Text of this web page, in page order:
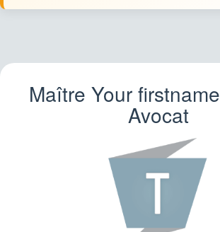
Maître Your firstname
Avocat